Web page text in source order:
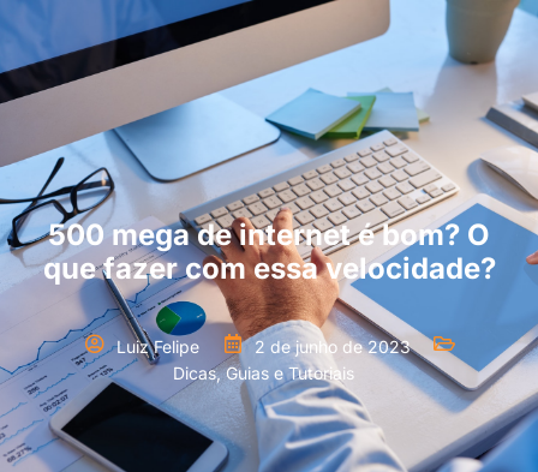
500 mega de internet é bom? O
que fazer com essa velocidade?
Luiz Felipe
2 de junho de 2023
Dicas, Guias e Tutoriais